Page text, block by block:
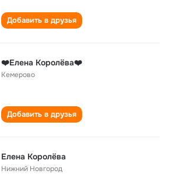
Добавить в друзья
❤️Елена Королёва❤️
Кемерово
Добавить в друзья
Елена Королëва
Нижний Новгород